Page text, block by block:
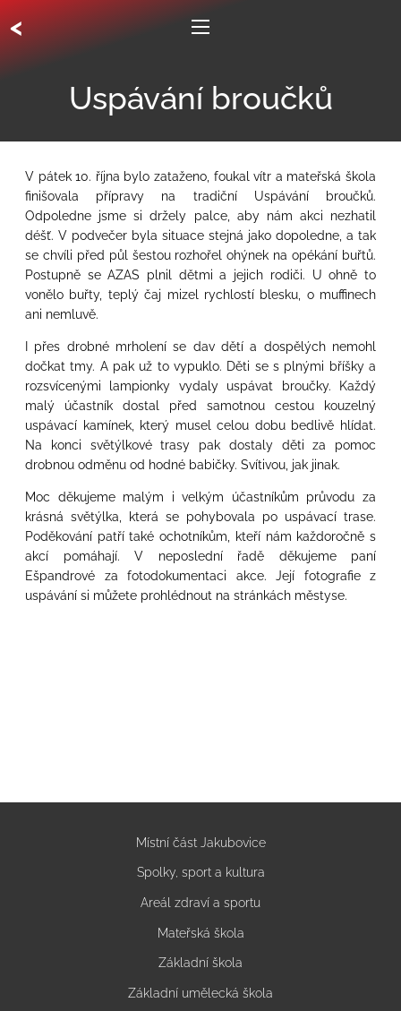
<
Uspávání broučků
V pátek 10. října bylo zataženo, foukal vítr a mateřská škola
finišovala přípravy na tradiční Uspávání broučků.
Odpoledne jsme si držely palce, aby nám akci nezhatil
déšť. V podvečer byla situace stejná jako dopoledne, a tak
se chvíli před půl šestou rozhořel ohýnek na opékání buřtů.
Postupně se AZAS plnil dětmi a jejich rodiči. U ohně to
vonělo buřty, teplý čaj mizel rychlostí blesku, o muffinech
ani nemluvě.
I přes drobné mrholení se dav dětí a dospělých nemohl
dočkat tmy. A pak už to vypuklo. Děti se s plnými bříšky a
rozsvícenými lampionky vydaly uspávat broučky. Každý
malý účastník dostal před samotnou cestou kouzelný
uspávací kamínek, který musel celou dobu bedlivě hlídat.
Na konci světýlkové trasy pak dostaly děti za pomoc
drobnou odměnu od hodné babičky. Svítivou, jak jinak.
Moc děkujeme malým i velkým účastníkům průvodu za
krásná světýlka, která se pohybovala po uspávací trase.
Poděkování patří také ochotníkům, kteří nám každoročně s
akcí pomáhají. V neposlední řadě děkujeme paní
Ešpandrové za fotodokumentaci akce. Její fotografie z
uspávání si můžete prohlédnout na stránkách městyse.
Místní část Jakubovice
Spolky, sport a kultura
Areál zdraví a sportu
Mateřská škola
Základní škola
Základní umělecká škola